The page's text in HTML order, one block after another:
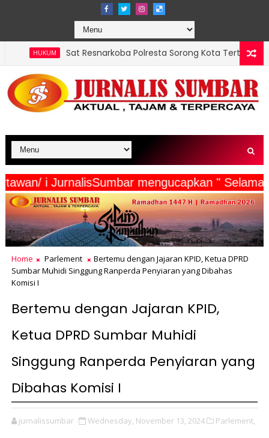
Polresta Sorong Kota Tertibkan Peredaran Miras
Wartawan/ i JurnalisSumbar mengucapkan "
Home Parlement
Bertemu dengan Jajaran KPID, Ketua DPRD
Sumbar Muhidi Singgung Ranperda Penyiaran yang Dibahas
Komisi I
Bertemu dengan Jajaran KPID,
Ketua DPRD Sumbar Muhidi
Singgung Ranperda Penyiaran yang
Dibahas Komisi I
jurnalissumbar Wednesday, November 13, 2024 Parlement,